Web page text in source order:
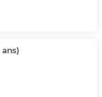
ans)